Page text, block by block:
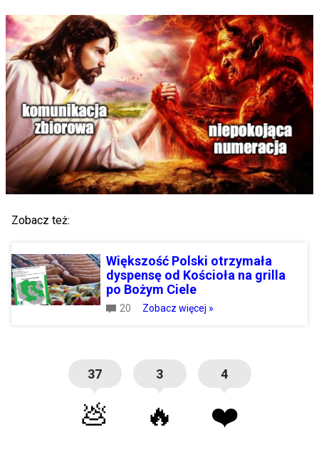
Zobacz też:
Większość Polski otrzymała
dyspensę od Kościoła na grilla
po Bożym Ciele
20 Zobacz więcej »
37
💩
3
🔥
4
❤️